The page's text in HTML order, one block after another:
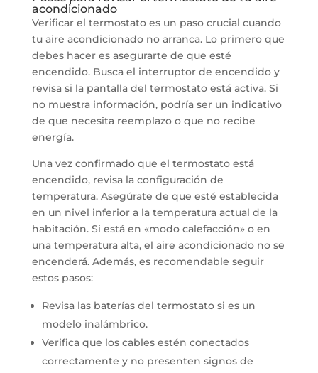
acondicionado
Verificar el termostato es un paso crucial cuando
tu aire acondicionado no arranca. Lo primero que
debes hacer es asegurarte de que esté
encendido. Busca el interruptor de encendido y
revisa si la pantalla del termostato está activa. Si
no muestra información, podría ser un indicativo
de que necesita reemplazo o que no recibe
energía.
Una vez confirmado que el termostato está
encendido, revisa la configuración de
temperatura. Asegúrate de que esté establecida
en un nivel inferior a la temperatura actual de la
habitación. Si está en «modo calefacción» o en
una temperatura alta, el aire acondicionado no se
encenderá. Además, es recomendable seguir
estos pasos:
Revisa las baterías del termostato si es un
modelo inalámbrico.
Verifica que los cables estén conectados
correctamente y no presenten signos de